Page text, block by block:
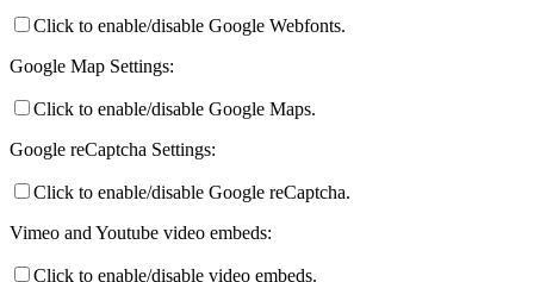
Click to enable/disable Google Webfonts.
Google Map Settings:
Click to enable/disable Google Maps.
Google reCaptcha Settings:
Click to enable/disable Google reCaptcha.
Vimeo and Youtube video embeds:
Click to enable/disable video embeds.